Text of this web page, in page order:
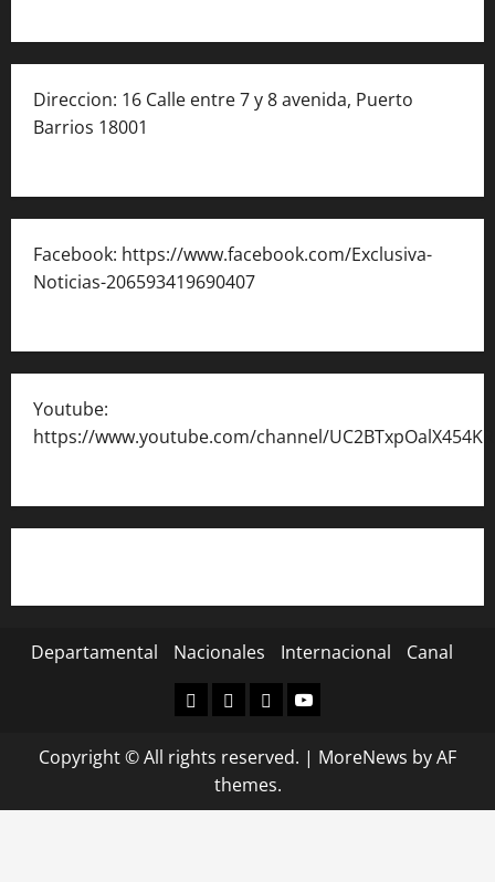
Direccion: 16 Calle entre 7 y 8 avenida, Puerto
Barrios 18001
Facebook: https://www.facebook.com/Exclusiva-
Noticias-206593419690407
Youtube:
https://www.youtube.com/channel/
Departamental Nacionales Internacional Canal
Departamental
Nacionales
Internacional
Canal
Copyright © All rights reserved. | MoreNews by AF
themes.